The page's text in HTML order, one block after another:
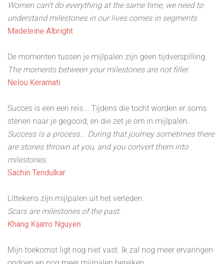
Women can't do everything at the same time, we need to
understand milestones in our lives comes in segments.
Madeleine Albright
De momenten tussen je mijlpalen zijn geen tijdverspilling.
The moments between your milestones are not filler.
Nelou Keramati
Succes is een een reis... Tijdens die tocht worden er soms
stenen naar je gegooid, en die zet je om in mijlpalen.
Success is a process... During that journey sometimes there
are stones thrown at you, and you convert them into
milestones.
Sachin Tendulkar
Littekens zijn mijlpalen uit het verleden.
Scars are milestones of the past.
Khang Kijarro Nguyen
Mijn toekomst ligt nog niet vast. Ik zal nog meer ervaringen